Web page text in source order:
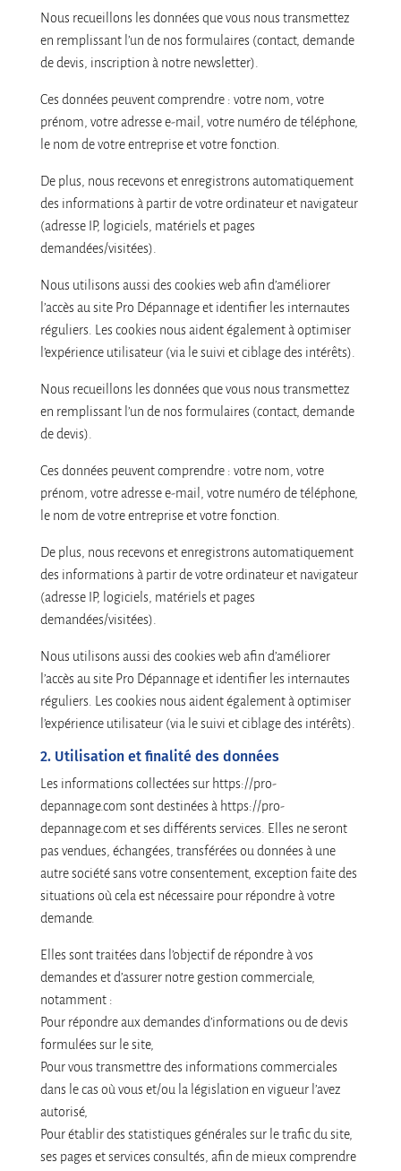
Nous recueillons les données que vous nous transmettez
en remplissant l’un de nos formulaires (contact, demande
de devis, inscription à notre newsletter).
Ces données peuvent comprendre : votre nom, votre
prénom, votre adresse e-mail, votre numéro de téléphone,
le nom de votre entreprise et votre fonction.
De plus, nous recevons et enregistrons automatiquement
des informations à partir de votre ordinateur et navigateur
(adresse IP, logiciels, matériels et pages
demandées/visitées).
Nous utilisons aussi des cookies web afin d’améliorer
l’accès au site Pro Dépannage et identifier les internautes
réguliers. Les cookies nous aident également à optimiser
l’expérience utilisateur (via le suivi et ciblage des intérêts).
Nous recueillons les données que vous nous transmettez
en remplissant l’un de nos formulaires (contact, demande
de devis).
Ces données peuvent comprendre : votre nom, votre
prénom, votre adresse e-mail, votre numéro de téléphone,
le nom de votre entreprise et votre fonction.
De plus, nous recevons et enregistrons automatiquement
des informations à partir de votre ordinateur et navigateur
(adresse IP, logiciels, matériels et pages
demandées/visitées).
Nous utilisons aussi des cookies web afin d’améliorer
l’accès au site Pro Dépannage et identifier les internautes
réguliers. Les cookies nous aident également à optimiser
l’expérience utilisateur (via le suivi et ciblage des intérêts).
2. Utilisation et finalité des données
Les informations collectées sur https://pro-
depannage.com sont destinées à https://pro-
depannage.com et ses différents services. Elles ne seront
pas vendues, échangées, transférées ou données à une
autre société sans votre consentement, exception faite des
situations où cela est nécessaire pour répondre à votre
demande.
Elles sont traitées dans l’objectif de répondre à vos
demandes et d’assurer notre gestion commerciale,
notamment :
Pour répondre aux demandes d’informations ou de devis
formulées sur le site,
Pour vous transmettre des informations commerciales
dans le cas où vous et/ou la législation en vigueur l’avez
autorisé,
Pour établir des statistiques générales sur le trafic du site,
ses pages et services consultés, afin de mieux comprendre